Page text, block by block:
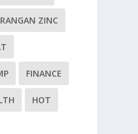
ZINC
FINANCE
HOT